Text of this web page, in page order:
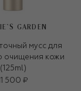
GARDEN
мусс для
очищения кожи
(125ml)
11 500 ₽